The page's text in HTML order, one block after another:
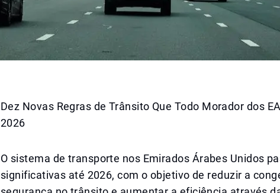
Dez Novas Regras de Trânsito Que Todo Morador dos
2026
O sistema de transporte nos Emirados Árabes Unidos
significativas até 2026, com o objetivo de reduzir a